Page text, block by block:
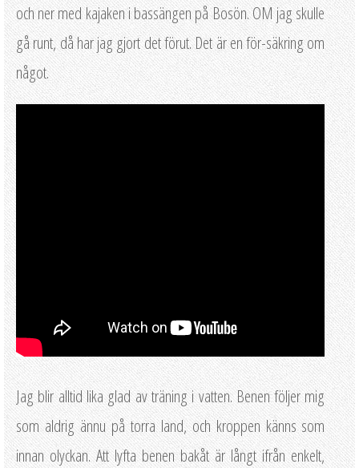
och ner med kajaken i bassängen på Bosön. OM jag skulle
gå runt, då har jag gjort det förut. Det är en för-säkring om
något.
Jag blir alltid lika glad av träning i vatten. Benen följer mig
som aldrig ännu på torra land, och kroppen känns som
innan olyckan. Att lyfta benen bakåt är långt ifrån enkelt,